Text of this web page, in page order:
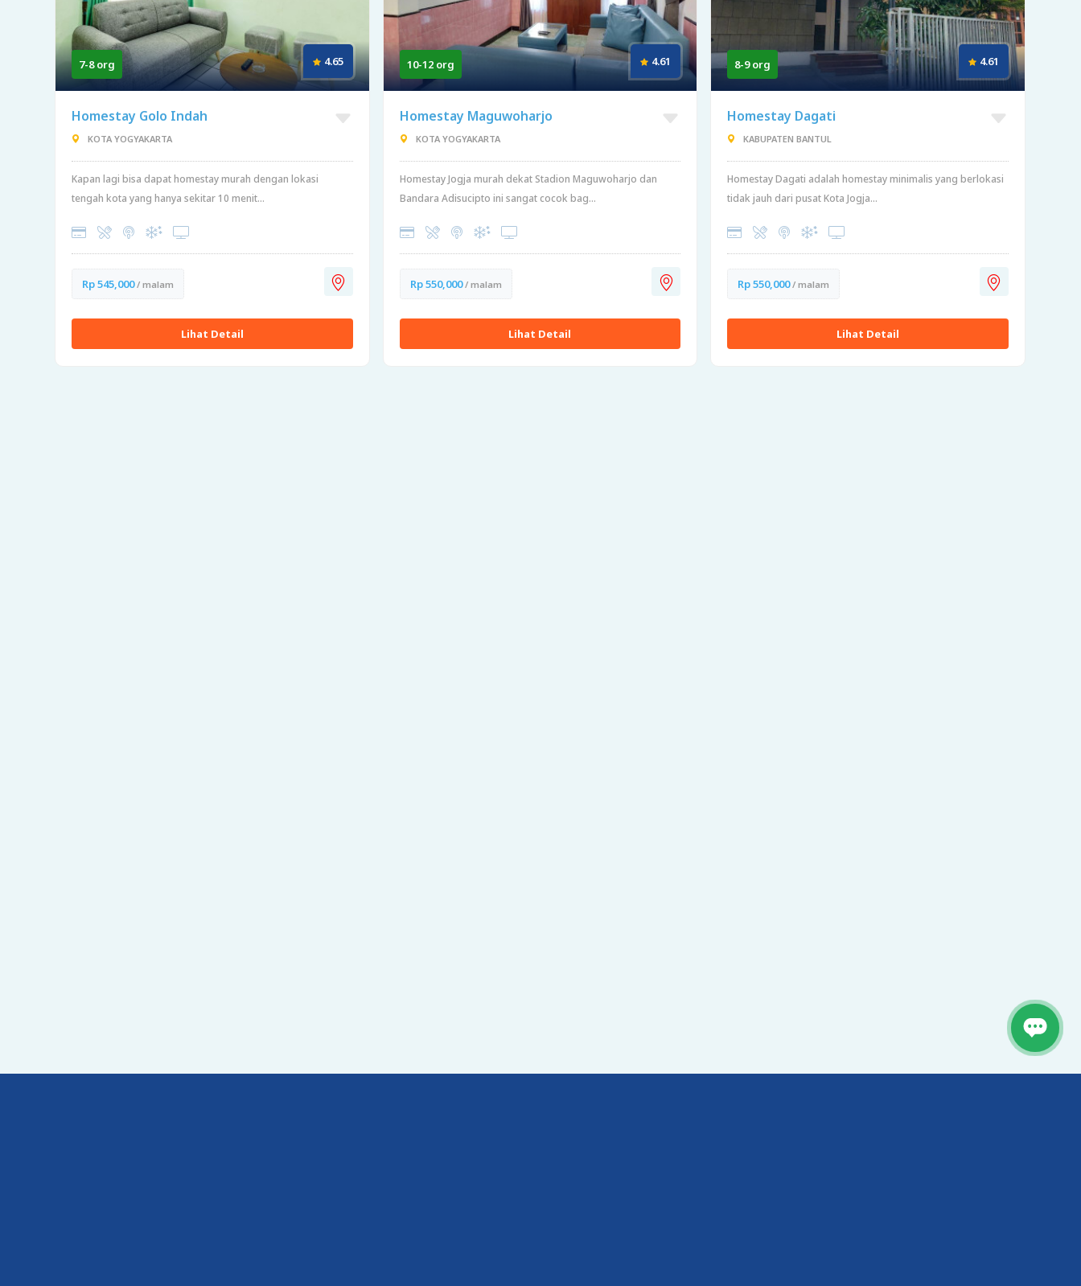
7-8 org 4.65
Homestay Golo Indah
KOTA YOGYAKARTA
Kapan lagi bisa dapat homestay murah dengan lokasi
tengah kota yang hanya sekitar 10 menit...
Rp 545,000/ malam
Lihat Detail
10-12 org 4.61
Homestay Maguwoharjo
KOTA YOGYAKARTA
Homestay Jogja murah dekat Stadion Maguwoharjo dan
Bandara Adisucipto ini sangat cocok bag...
Rp 550,000/ malam
Lihat Detail
8-9 org 4.61
Homestay Dagati
KABUPATEN BANTUL
Homestay Dagati adalah homestay minimalis yang berlokasi
tidak jauh dari pusat Kota Jogja...
Rp 550,000/ malam
Lihat Detail